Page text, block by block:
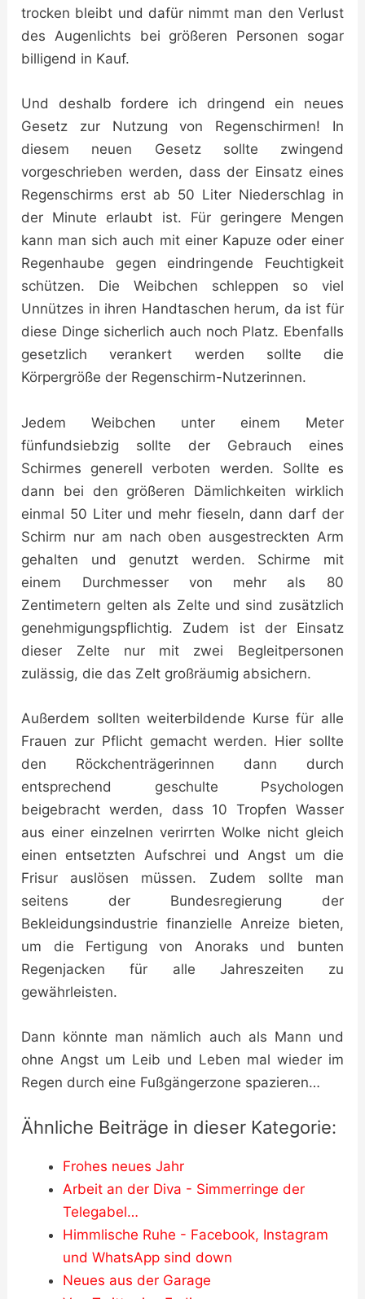
trocken bleibt und dafür nimmt man den Verlust
des Augenlichts bei größeren Personen sogar
billigend in Kauf.
Und deshalb fordere ich dringend ein neues
Gesetz zur Nutzung von Regenschirmen! In
diesem neuen Gesetz sollte zwingend
vorgeschrieben werden, dass der Einsatz eines
Regenschirms erst ab 50 Liter Niederschlag in
der Minute erlaubt ist. Für geringere Mengen
kann man sich auch mit einer Kapuze oder einer
Regenhaube gegen eindringende Feuchtigkeit
schützen. Die Weibchen schleppen so viel
Unnützes in ihren Handtaschen herum, da ist für
diese Dinge sicherlich auch noch Platz. Ebenfalls
gesetzlich verankert werden sollte die
Körpergröße der Regenschirm-Nutzerinnen.
Jedem Weibchen unter einem Meter
fünfundsiebzig sollte der Gebrauch eines
Schirmes generell verboten werden. Sollte es
dann bei den größeren Dämlichkeiten wirklich
einmal 50 Liter und mehr fieseln, dann darf der
Schirm nur am nach oben ausgestreckten Arm
gehalten und genutzt werden. Schirme mit
einem Durchmesser von mehr als 80
Zentimetern gelten als Zelte und sind zusätzlich
genehmigungspflichtig. Zudem ist der Einsatz
dieser Zelte nur mit zwei Begleitpersonen
zulässig, die das Zelt großräumig absichern.
Außerdem sollten weiterbildende Kurse für alle
Frauen zur Pflicht gemacht werden. Hier sollte
den Röckchenträgerinnen dann durch
entsprechend geschulte Psychologen
beigebracht werden, dass 10 Tropfen Wasser
aus einer einzelnen verirrten Wolke nicht gleich
einen entsetzten Aufschrei und Angst um die
Frisur auslösen müssen. Zudem sollte man
seitens der Bundesregierung der
Bekleidungsindustrie finanzielle Anreize bieten,
um die Fertigung von Anoraks und bunten
Regenjacken für alle Jahreszeiten zu
gewährleisten.
Dann könnte man nämlich auch als Mann und
ohne Angst um Leib und Leben mal wieder im
Regen durch eine Fußgängerzone spazieren…
Ähnliche Beiträge in dieser Kategorie:
Frohes neues Jahr
Arbeit an der Diva - Simmerringe der
Telegabel…
Himmlische Ruhe - Facebook, Instagram
und WhatsApp sind down
Neues aus der Garage